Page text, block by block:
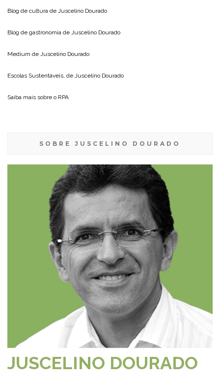
Blog de cultura de Juscelino Dourado
Blog de gastronomia de Juscelino Dourado
Medium de Juscelino Dourado
Escolas Sustentáveis, de Juscelino Dourado
Saiba mais sobre o RPA
SOBRE JUSCELINO DOURADO
JUSCELINO DOURADO